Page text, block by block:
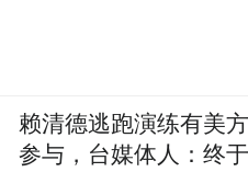
赖清德逃跑演练有美
参与，台媒体人：终